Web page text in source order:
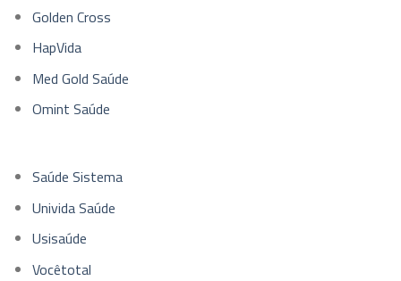
Golden Cross
HapVida
Med Gold Saúde
Omint Saúde
Saúde Sistema
Univida Saúde
Usisaúde
Vocêtotal